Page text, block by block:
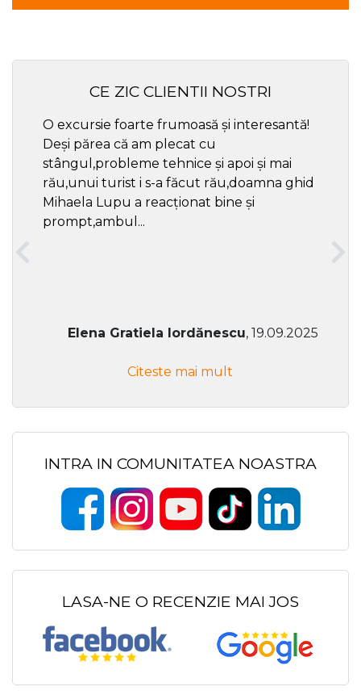
CE ZIC CLIENTII NOSTRI
O excursie foarte frumoasă și interesantă!
Deși părea că am plecat cu
stângul,probleme tehnice și apoi și mai
rău,unui turist i s-a făcut rău,doamna ghid
Mihaela Lupu a reacționat bine și
prompt,ambul...
Elena Gratiela Iordănescu, 19.09.2025
Citeste mai mult
INTRA IN COMUNITATEA NOASTRA
LASA-NE O RECENZIE MAI JOS